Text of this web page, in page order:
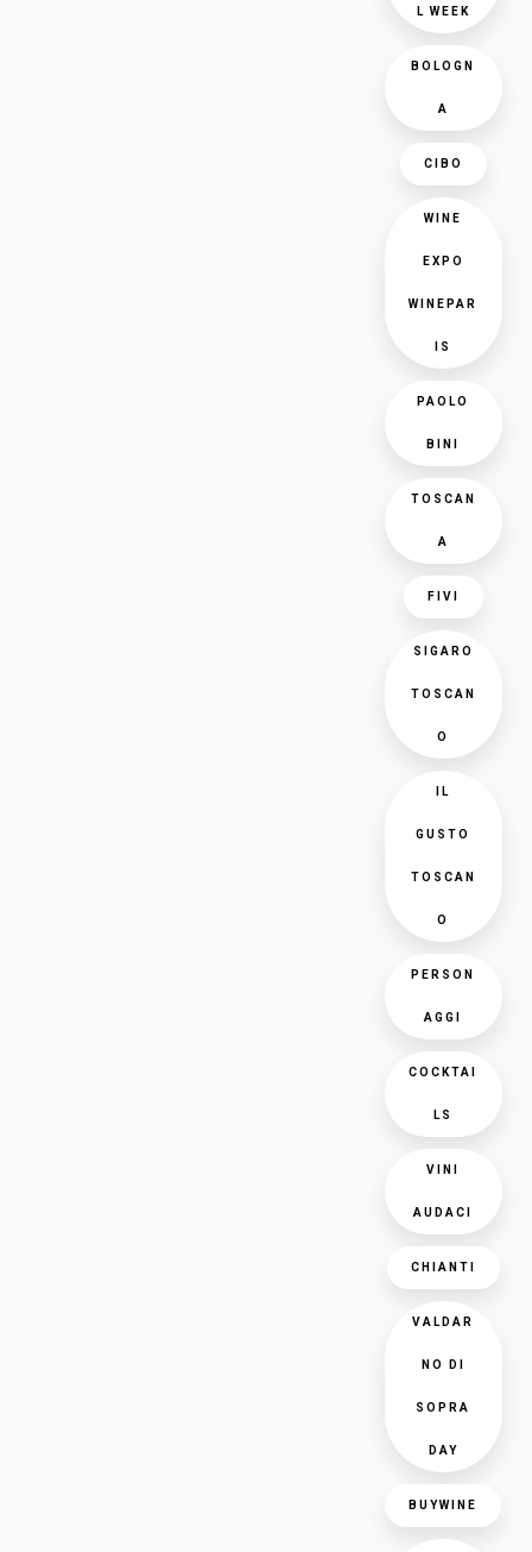
L WEEK
BOLOGN
A
CIBO
WINE
EXPO
WINEPAR
IS
PAOLO
BINI
TOSCAN
A
FIVI
SIGARO
TOSCAN
O
IL
GUSTO
TOSCAN
O
PERSON
AGGI
COCKTAI
LS
VINI
AUDACI
CHIANTI
VALDAR
NO DI
SOPRA
DAY
BUYWINE